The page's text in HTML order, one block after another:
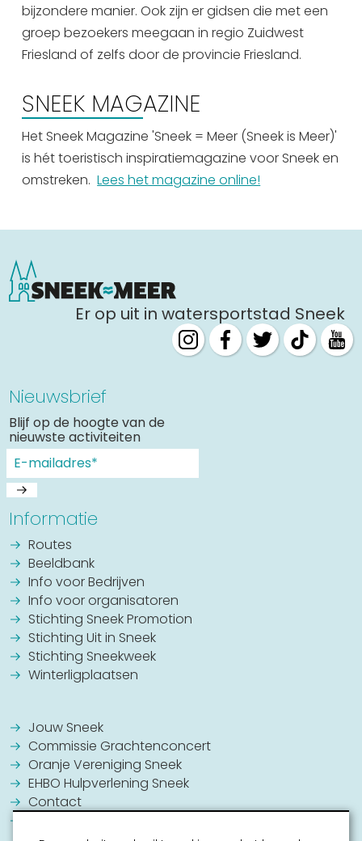
bijzondere manier. Ook zijn er gidsen die met een
groep bezoekers meegaan in regio Zuidwest
Friesland of zelfs door de provincie Friesland.
SNEEK MAGAZINE
Het Sneek Magazine 'Sneek = Meer (Sneek is Meer)'
is hét toeristisch inspiratiemagazine voor Sneek en
omstreken.Lees het magazine online!
Er op uit in watersportstad Sneek
Nieuwsbrief
Blijf op de hoogte van de
nieuwste activiteiten
Informatie
Routes
Beeldbank
Info voor Bedrijven
Info voor organisatoren
Stichting Sneek Promotion
Stichting Uit in Sneek
Stichting Sneekweek
Winterligplaatsen
Jouw Sneek
Commissie Grachtenconcert
Oranje Vereniging Sneek
EHBO Hulpverlening Sneek
Contact